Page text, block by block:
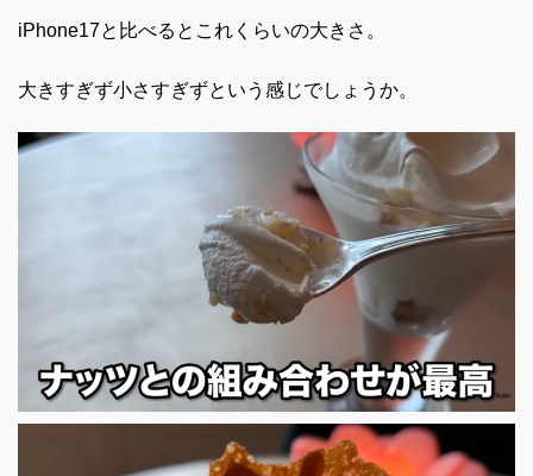
iPhone17と比べるとこれくらいの大きさ。
大きすぎず小さすぎずという感じでしょうか。